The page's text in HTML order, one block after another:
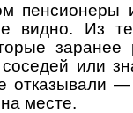
видно. Из
заранее
или
отказывали —
месте.